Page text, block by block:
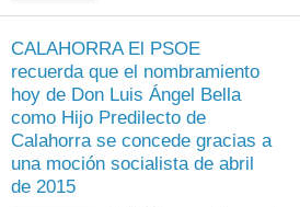
CALAHORRA El PSOE
recuerda que el nombramiento
hoy de Don Luis Ángel Bella
como Hijo Predilecto de
Calahorra se concede gracias a
una moción socialista de abril
de 2015